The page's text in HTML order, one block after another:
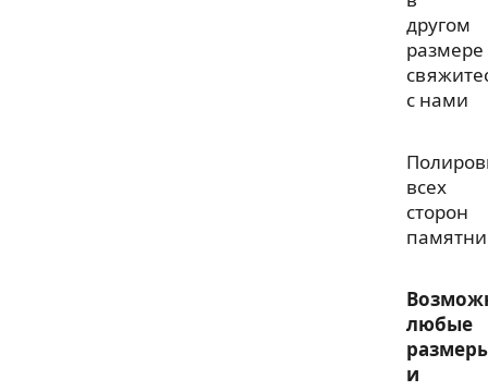
другом
размере
с нами
всех
сторон
любые
и